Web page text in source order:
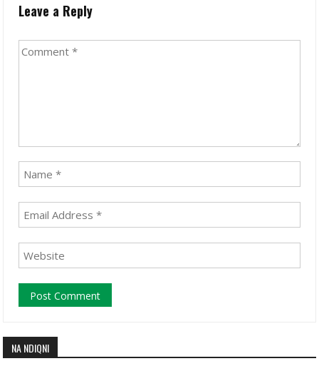
Leave a Reply
NA NDIQNI